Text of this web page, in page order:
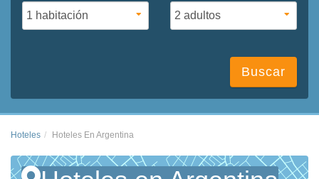
Buscar
Hoteles Hoteles En Argentina